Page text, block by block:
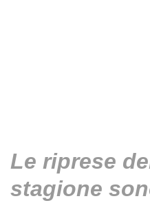
Le riprese
stagione